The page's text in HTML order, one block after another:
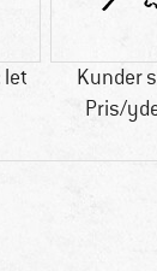
let
Kunder
Pris/